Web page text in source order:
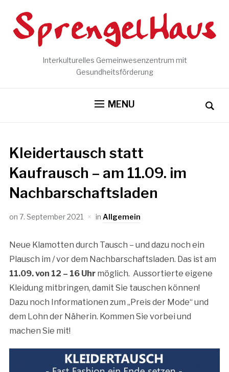
Interkulturelles Gemeinwesenzentrum mit
Gesundheitsförderung
MENU
Kleidertausch statt
Kaufrausch – am 11.09. im
Nachbarschaftsladen
on 7. September 2021 in Allgemein
Neue Klamotten durch Tausch – und dazu noch ein
Plausch im / vor dem Nachbarschaftsladen. Das ist am
11.09. von 12 – 16 Uhrmöglich. Aussortierte eigene
Kleidung mitbringen, damit Sie tauschen können!
Dazu noch Informationen zum „Preis der Mode“ und
dem Lohn der Näherin. Kommen Sie vorbei und
machen Sie mit!